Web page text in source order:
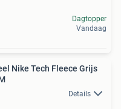
Dagtopper
Vandaag
Nike Tech Fleece Grijs
Details